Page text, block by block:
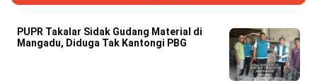
PUPR Takalar Sidak Gudang Material di
Mangadu, Diduga Tak Kantongi PBG